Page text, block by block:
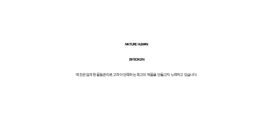
NATURE HUMAN
BYEOKJIN
벽진은 엄격한 품질관리로 고객이 만족하는 최고의 제품을 만들고자 노력하고 있습니다.